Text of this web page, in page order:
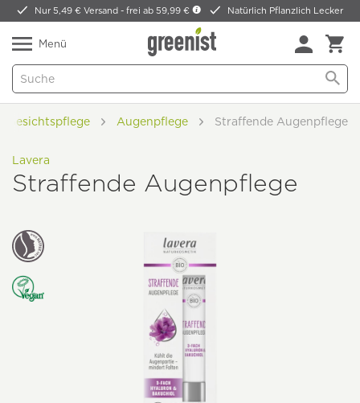
Nur 5,49 € Versand -frei ab 59,99 € Natürlich Pflanzlich Lecker
Menü
Gesichtspflege Augenpflege Straffende Augenpflege
Lavera
Straffende Augenpflege